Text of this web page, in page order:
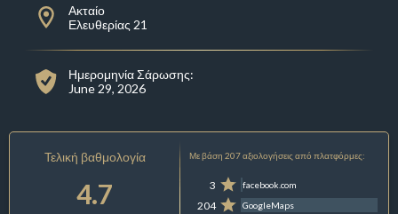
Ακταίο
Ελευθερίας 21
Ημερομηνία Σάρωσης:
June 29, 2026
Τελική βαθμολογία
4.7
Με βάση 207 αξιολογήσεις από πλατφόρμες:
3 facebook.com
204 GoogleMaps